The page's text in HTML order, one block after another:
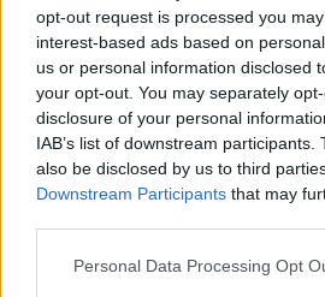
opt-out request is processed you
interest-based ads based on
us or personal information disclosed
your opt-out. You may separately
disclosure of your personal
IAB’s list of downstream
also be disclosed by us to third
Downstream Participants that may
Personal Data Processing Opt
én jön a Nyugat-magyarországi
magas szintű szakmai párbeszédet
kapcsolatokat kínál a régiós
Részletek a linken.Információ és
Kereskedelmi és Beruházási
nemzetközi gazdasági kapcsolatok
kezdeményezése...